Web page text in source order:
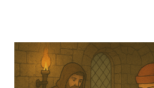
rara e antica lega di oro e
Secondo Fanti ciò